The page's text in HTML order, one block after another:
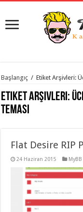
istanbul
evden
eve
taşımacılık
gaziantep
taşımacılık
evden
taşımacılık,
gaziantep
taşımacılık,
Başlangıç / Etiket Arşivleri:
Etiket Arşivleri:
teması
Flat Desire RIP
24 Haziran 2015